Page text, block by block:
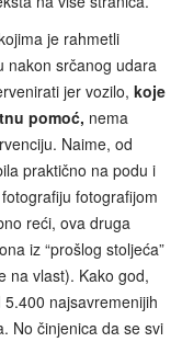
je rahmetli
nakon srčanog udara
jer vozilo, koje
pomoć, nema
Naime, od
praktično na podu i
fotografijom
reći, ova druga
iz “prošlog stoljeća”
na vlast). Kako god,
najsavremenijih
No činjenica da se svi